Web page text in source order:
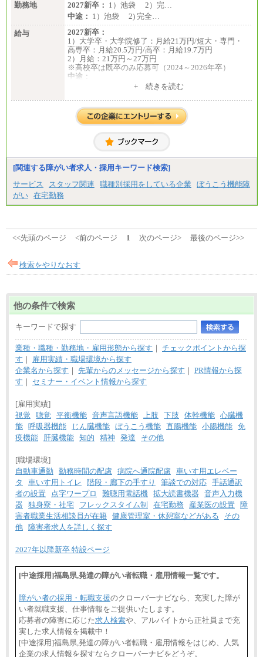
勤務地
2027新卒： 1）池袋 2）完…
中途： 1）池袋 2) 完全…
給与
2027新卒：
1）大学卒・大学院修了：月給21万円/短大・専門・
高専卒：月給20.5万円/高卒：月給19.7万円
2）月給：21万円～27万円
※高校卒は既卒のみ応募可（2024～2026年卒）
中途：
1）月給：21万円～25万円+ 続きを読む
[関連する障がい者求人・採用キーワード検索]
サービス
スタッフ関連 職種別採用をしている企業
ぼうこう機能障
がい 在宅勤務
<<先頭のページ <前のページ 1 次のページ> 最後のページ>>
検索をやりなおす
他の条件で検索
キーワードで探す
業種・職種・勤務地・雇用形態から探す ｜ チェックポイントから探
す ｜
雇用実績・職場環境から探す
企業名から探す ｜ 先輩からのメッセージから探す ｜ PR情報から探
す ｜ セミナー・イベント情報から探す
[雇用実績]
視覚
聴覚 平衡機能 音声言語機能 上肢 下肢 体幹機能 心臓機
能 呼吸器機能 じん臓機能 ぼうこう機能 直腸機能 小腸機能 免
疫機能
肝臓機能 知的 精神 発達 その他
[職場環境]
自動車通勤
勤務時間の配慮 病院へ通院配慮 車いす用エレベー
タ
車いす用トイレ 階段・廊下の手すり 筆談での対応 手話通訳
者の設置
点字ワープロ 難聴用電話機 拡大読書機器
音声入力機
器
独身寮・社宅 フレックスタイム制 在宅勤務 産業医の設置
障
害者職業生活相談員が在籍 健康管理室・休憩室などがある
その
他
障害者求人を詳しく探す
2027年以降新卒 特設ページ
[中途採用]福島県,発達の障がい者転職・雇用情報一覧です。
障がい者の採用・転職支援のクローバーナビなら、充実した障が
い者就職支援、仕事情報をご提供いたします。
応募者の障害に応じた求人検索や、アルバイトから正社員まで充
実した求人情報を掲載中！
[中途採用]福島県,発達の障がい者転職・雇用情報をはじめ、人気
企業の求人情報を探すならクローバーナビをどうぞ。